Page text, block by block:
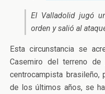
El Valladolid jugó
orden y salió al
Esta circunstancia se
Casemiro del terreno
centrocampista
de los últimos años, se